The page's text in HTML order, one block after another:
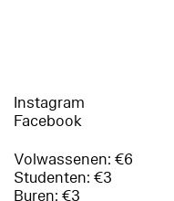
Instagram
Facebook
Volwassenen: €6
Studenten: €3
Buren: €3